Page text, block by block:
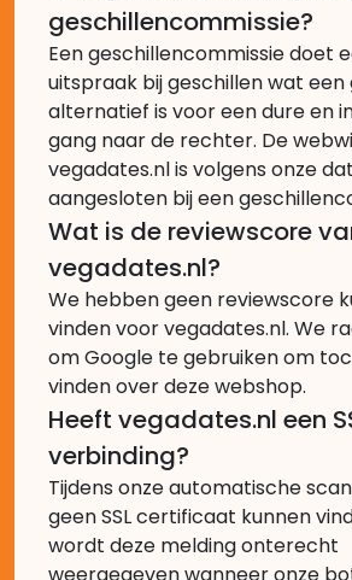
geschillencommissie?
Een geschillencommissie doet
uitspraak bij geschillen wat een
alternatief is voor een dure en
gang naar de rechter. De
vegadates.nl is volgens onze
aangesloten bij een
Wat is de reviewscore
vegadates.nl?
We hebben geen reviewscore
vinden voor vegadates.nl. We
om Google te gebruiken om
vinden over deze webshop.
Heeft vegadates.nl een
verbinding?
Tijdens onze automatische
geen SSL certificaat kunnen
wordt deze melding onterecht
weergegeven wanneer onze